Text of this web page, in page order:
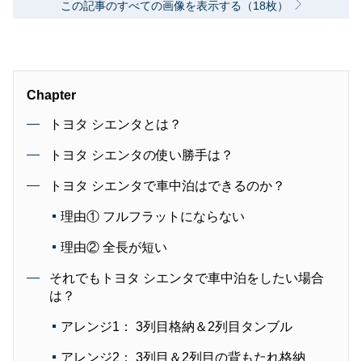
この記事のすべての画像を表示する（18枚）
Chapter
トヨタ シエンタとは？
トヨタ シエンタの使い勝手は？
トヨタ シエンタで車中泊はできるのか？
理由① フルフラットにならない
理由② 全長が短い
それでもトヨタ シエンタで車中泊をしたい場合
は？
アレンジ1： 3列目格納＆2列目タンブル
アレンジ2： 3列目＆2列目の背もたれ格納